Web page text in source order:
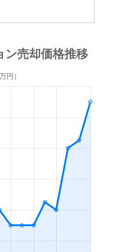
厚別
新さっぽろ
森林公園(北海道)